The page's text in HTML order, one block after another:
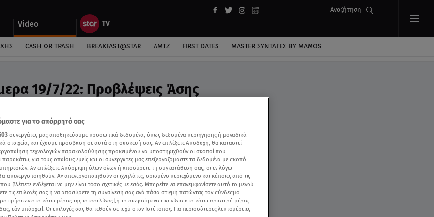
Video
Αναζήτηση
CASH OR TRASH BREAKFAST@STAR ΑΜΤΖ FIRST DATES MASTER ΣΥΝΤΑΓΈΣ BY MAMOS
19/7/22: Προβλέψεις Άσης
της Άσης Μπήλιου για σήμερα 19/7
για το απόρρητό σας
συνεργάτες μας αποθηκεύουμε προσωπικά δεδομένα, όπως δεδομένα περιήγησης ή μοναδικά
στοιχεία, και έχουμε πρόσβαση σε αυτά στη συσκευή σας. Αν επιλέξετε Αποδοχή, θα καταστεί
τεχνολογιών παρακολούθησης προκειμένου να υποστηριχθούν οι σκοποί που
παρακάτω, για τους οποίους εμείς και οι συνεργάτες μας επεξεργαζόμαστε τα δεδομένα με σκοπό
Αν επιλέξετε Απόρριψη όλων όλων ή αποσύρετε τη συγκατάθεσή σας, οι εν λόγω
απενεργοποιηθούν. Αν απενεργοποιηθούν οι ιχνηλάτες, ορισμένο περιεχόμενο και κάποιες από τις
βλέπετε ενδέχεται να μην είναι τόσο σχετικές με εσάς. Μπορείτε να επανεμφανίσετε αυτό το μενού
τις επιλογές σας ή να αποσύρετε τη συναίνεσή σας ανά πάσα στιγμή πατώντας τον σύνδεσμο
στο κάτω μέρος της ιστοσελίδας [ή το αιωρούμενο εικονίδιο στο κάτω αριστερό μέρος
εάν υπάρχει]. Οι επιλογές σας θα τεθούν σε ισχύ στον Ιστότοπος. Για περισσότερες λεπτομέρειες